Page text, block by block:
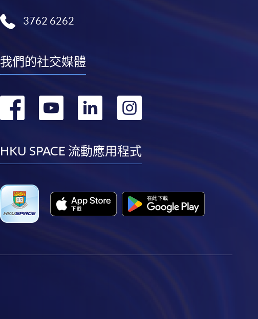
3762 6262
我們的社交媒體
轉
facebook
轉
youtube
轉
linkedininstagram
HKU SPACE 流動應用程式